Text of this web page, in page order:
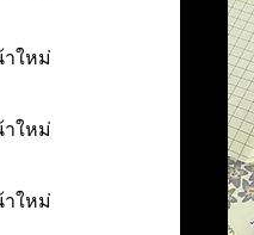
ใหม่
ใหม่
ใหม่